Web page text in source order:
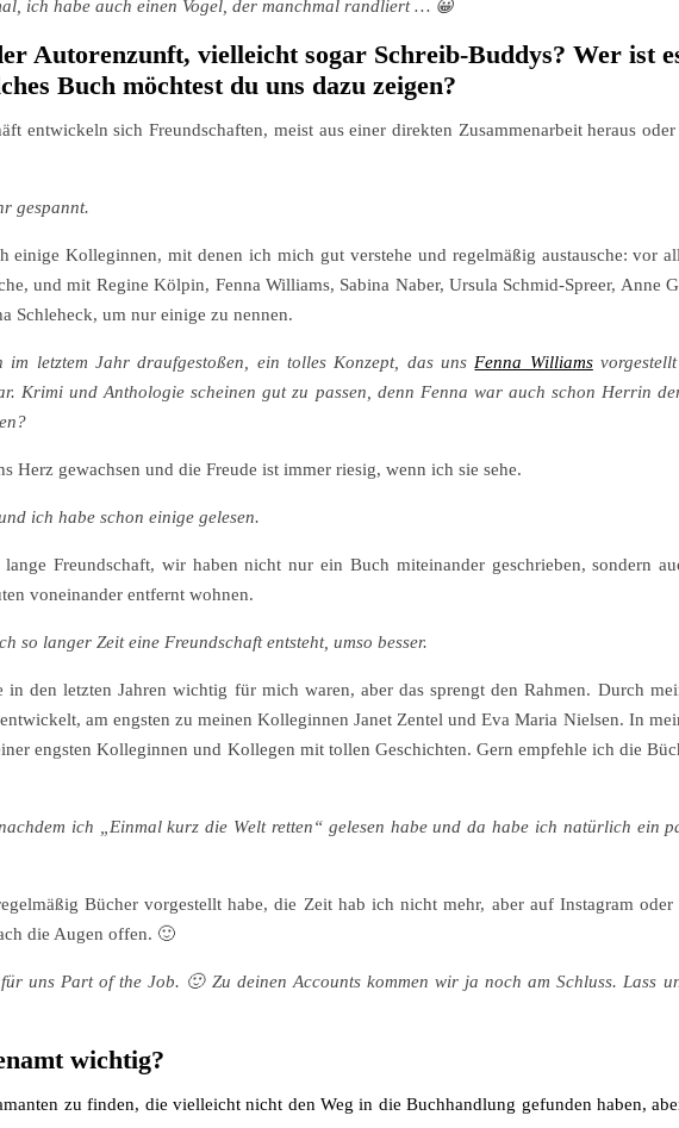
ich habe auch einen Vogel, der manchmal randliert … 😀
Autorenzunft, vielleicht sogar Schreib-Buddys? Wer ist
Buch möchtest du uns dazu zeigen?
entwickeln sich Freundschaften, meist aus einer direkten Zusammenarbeit heraus
gespannt.
einige Kolleginnen, mit denen ich mich gut verstehe und regelmäßig austausche: vor
und mit Regine Kölpin, Fenna Williams, Sabina Naber, Ursula Schmid-Spreer, Anne
Schleheck, um nur einige zu nennen.
letztem Jahr draufgestoßen, ein tolles Konzept, das uns Fenna Williams
Krimi und Anthologie scheinen gut zu passen, denn Fenna war auch schon Herrin
Herz gewachsen und die Freude ist immer riesig, wenn ich sie sehe.
ich habe schon einige gelesen.
Freundschaft, wir haben nicht nur ein Buch miteinander geschrieben, sondern
voneinander entfernt wohnen.
so langer Zeit eine Freundschaft entsteht, umso besser.
den letzten Jahren wichtig für mich waren, aber das sprengt den Rahmen. Durch
am engsten zu meinen Kolleginnen Janet Zentel und Eva Maria Nielsen. In
engsten Kolleginnen und Kollegen mit tollen Geschichten. Gern empfehle ich die
ich „Einmal kurz die Welt retten“ gelesen habe und da habe ich natürlich ein
Bücher vorgestellt habe, die Zeit hab ich nicht mehr, aber auf Instagram oder
die Augen offen. 🙂
uns Part of the Job. 🙂 Zu deinen Accounts kommen wir ja noch am Schluss. Lass
wichtig?
zu finden, die vielleicht nicht den Weg in die Buchhandlung gefunden haben,